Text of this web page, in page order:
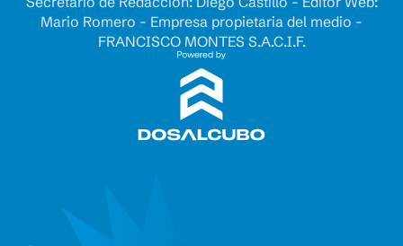
Mario Romero - Empresa propietaria del medio -
FRANCISCO MONTES S.A.C.I.F.